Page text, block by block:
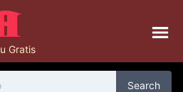
Gratis
Search